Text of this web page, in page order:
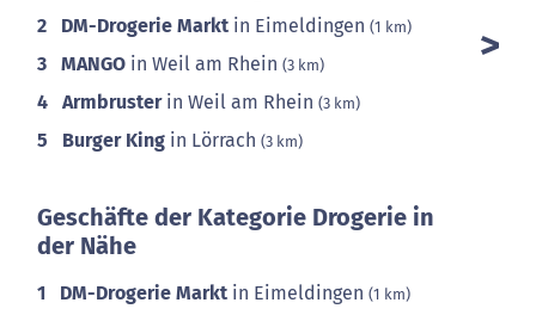
2 DM-Drogerie Markt in Eimeldingen (1 km)
3 MANGO in Weil am Rhein (3 km)
4 Armbrusterin Weil am Rhein (3 km)
5 Burger King in Lörrach (3 km)
Geschäfte der Kategorie Drogerie in
der Nähe
1 DM-Drogerie Markt in Eimeldingen (1 km)